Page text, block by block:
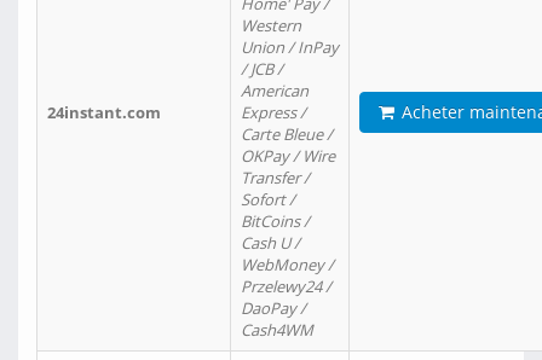
24instant.com
Western
Union / InPay
/ JCB /
American
Express /
Carte Bleue /
OKPay / Wire
Transfer /
Sofort /
BitCoins /
Cash U /
WebMoney /
Przelewy24 /
DaoPay /
Cash4WM
Acheter